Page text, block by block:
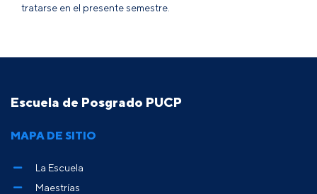
tratarse en el presente semestre.
Escuela de Posgrado PUCP
MAPA DE SITIO
La Escuela
Maestrías